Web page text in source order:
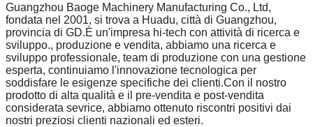
Guangzhou Baoge Machinery Manufacturing Co., Ltd,
fondata nel 2001, si trova a Huadu, città di Guangzhou,
provincia di GD.È un'impresa hi-tech con attività di ricerca e
sviluppo., produzione e vendita, abbiamo una ricerca e
sviluppo professionale, team di produzione con una gestione
esperta, continuiamo l'innovazione tecnologica per
soddisfare le esigenze specifiche dei clienti.Con il nostro
prodotto di alta qualità e il pre-vendita e post-vendita
considerata sevrice, abbiamo ottenuto riscontri positivi dai
nostri preziosi clienti nazionali ed esteri.